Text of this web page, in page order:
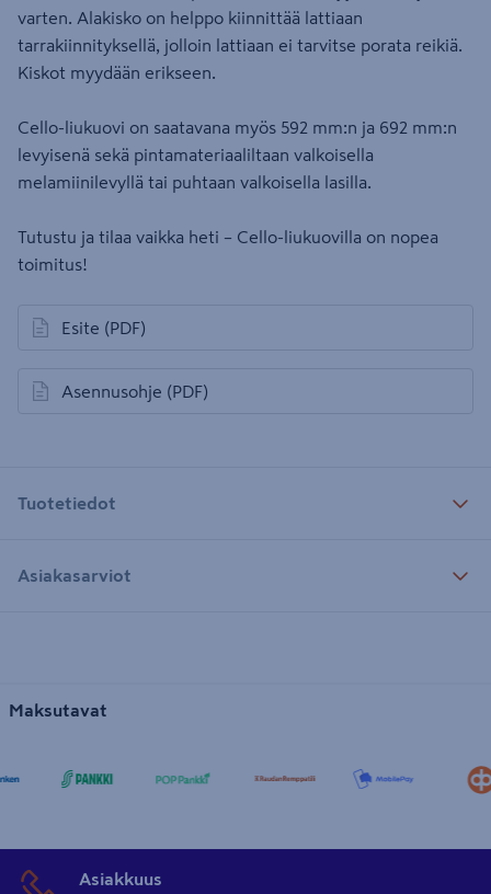
varten. Alakisko on helppo kiinnittää lattiaan
tarrakiinnityksellä, jolloin lattiaan ei tarvitse porata reikiä.
Kiskot myydään erikseen.
Cello-liukuovi on saatavana myös 592 mm:n ja 692 mm:n
levyisenä sekä pintamateriaaliltaan valkoisella
melamiinilevyllä tai puhtaan valkoisella lasilla.
Tutustu ja tilaa vaikka heti – Cello-liukuovilla on nopea
toimitus!
Esite (PDF)
avautuu uuteen välilehteen
Asennusohje (PDF)
avautuu uuteen välilehteen
Tuotetiedot
Asiakasarviot
Maksutavat
Asiakkuus